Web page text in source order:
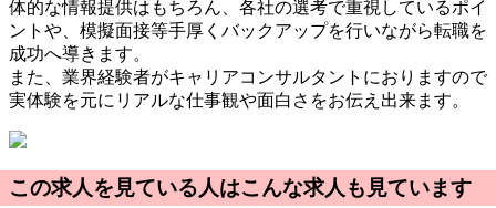
体的な情報提供はもちろん、各社の選考で重視しているポイ
ントや、模擬面接等手厚くバックアップを行いながら転職を
成功へ導きます。
また、業界経験者がキャリアコンサルタントにおりますので
実体験を元にリアルな仕事観や面白さをお伝え出来ます。
この求人を見ている人はこんな求人も見ています